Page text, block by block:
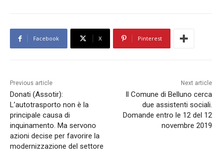
Facebook X Pinterest
Previous article
Donati (Assotir):
L’autotrasporto non è la
principale causa di
inquinamento. Ma servono
azioni decise per favorire la
modernizzazione del settore
Next article
Il Comune di Belluno cerca
due assistenti sociali.
Domande entro le 12 del 12
novembre 2019